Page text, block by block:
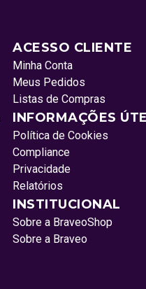
ACESSO CLIENTE
Minha Conta
Meus Pedidos
Listas de Compras
INFORMAÇÕES
Política de Cookies
Compliance
Privacidade
Relatórios
INSTITUCIONAL
Sobre a BraveoShop
Sobre a Braveo